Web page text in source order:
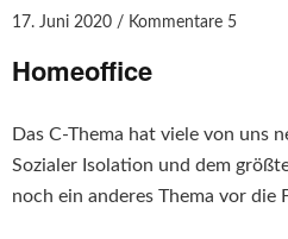
17. Juni 2020 Kommentare 5
Homeoffice
Das C-Thema hat viele von uns
Sozialer Isolation und dem
noch ein anderes Thema vor die